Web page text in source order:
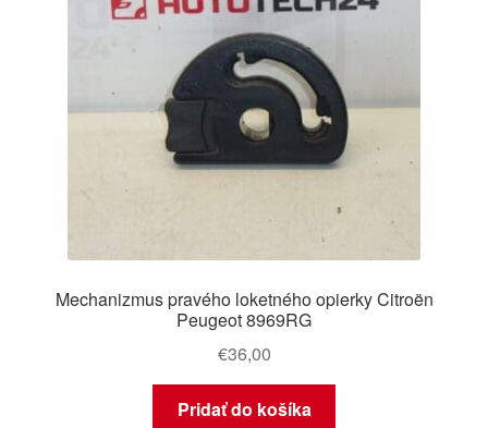
Obchodné podmienky
Ochrana osobních údajů
Pokladňa
Reklamačný poriadok
Mechanizmus pravého loketného opierky Citroën
Peugeot 8969RG
€36,00
Pridať do košíka